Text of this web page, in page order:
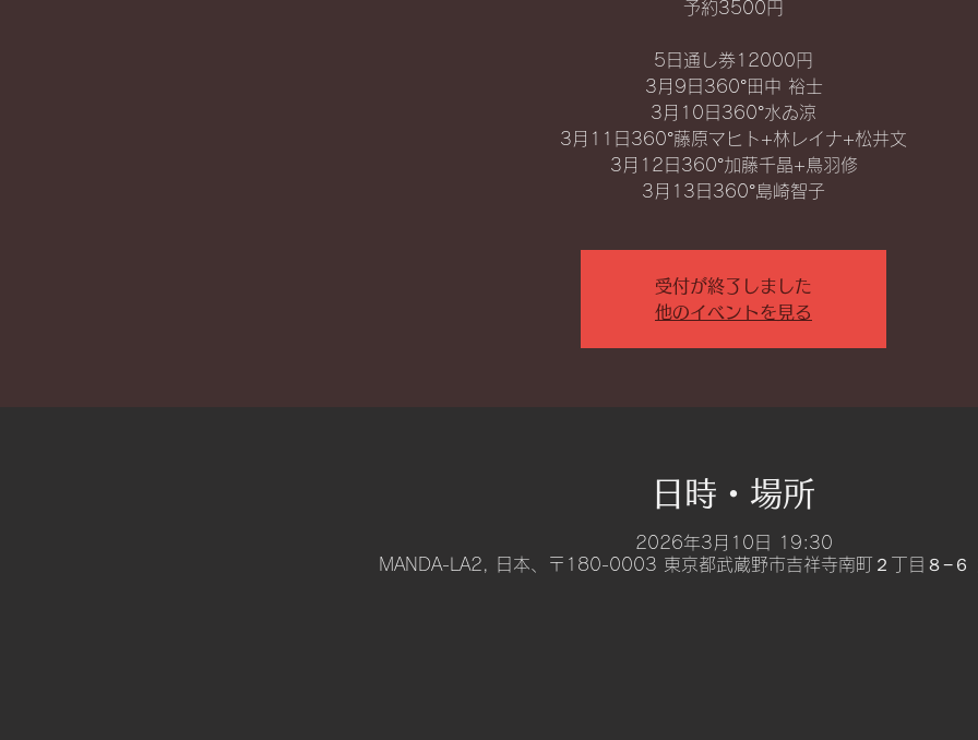
予約3500円
5日通し券12000円
3月9日360°田中 裕士
3月10日360°水ゐ涼
3月11日360°藤原マヒト+林レイナ+松井文
3月12日360°加藤千晶+鳥羽修
3月13日360°島崎智子
受付が終了しました
他のイベントを見る
日時・場所
2026年3月10日 19:30
MANDA-LA2, 日本、〒180-0003 東京都武蔵野市吉祥寺南町２丁目８−６